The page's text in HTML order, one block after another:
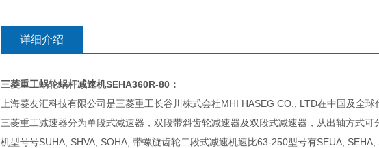
详细介绍
三菱重工蜗轮蜗杆减速机SEHA360R-80：
上海菱友汇科技有限公司是三菱重工长谷川株式会社MHI HASEG CO., LTD在中国及全球
三菱重工减速器分为单段式减速器，双段带斜齿轮减速器及双段式减速器，从出轴方式
机型号号SUHA, SHVA, SOHA, 带螺旋齿轮二段式减速机速比63-250型号有SEUA,